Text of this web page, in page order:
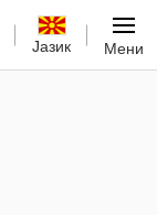
Јазик Мени